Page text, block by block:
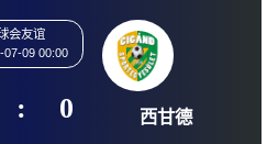
球会友谊
2026-07-09 00:00